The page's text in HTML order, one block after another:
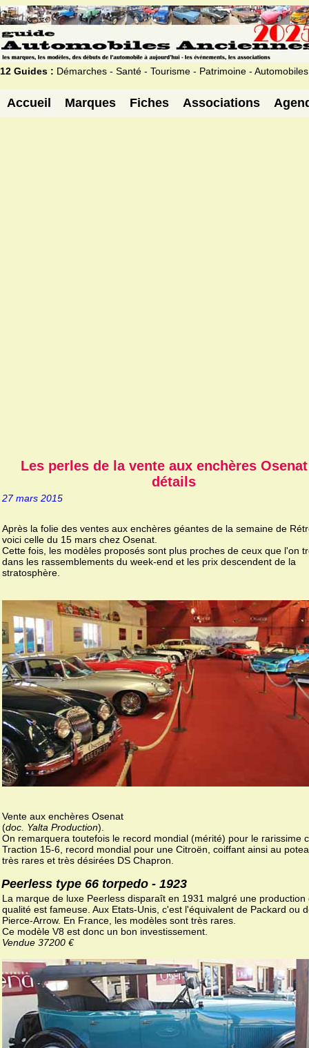
12 Guides : Démarches - Santé - Tourisme - Patrimoine - Automobiles
Accueil Marques Fiches Associations
Les perles de la vente aux enchères
détails
27 mars 2015
Après la folie des ventes aux enchères géantes de la semaine de
voici celle du 15 mars chez Osenat.
Cette fois, les modèles proposés sont plus proches de ceux que l'on
dans les rassemblements du week-end et les prix descendent de la
stratosphère.
Vente aux enchères Osenat
(doc. Yalta Production).
On remarquera toutefois le record mondial (mérité) pour le rarissime
Traction 15-6, record mondial pour une Citroën, coiffant ainsi au
très rares et très désirées DS Chapron.
Peerless type 66 torpedo - 1923
La marque de luxe Peerless disparaît en 1931 malgré une production
qualité est fameuse. Aux Etats-Unis, c'est l'équivalent de Packard ou
Pierce-Arrow. En France, les modèles sont très rares.
Ce modèle V8 est donc un bon investissement.
Vendue 37200 €